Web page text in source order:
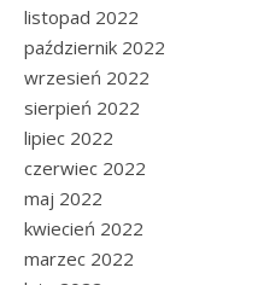
listopad 2022
październik 2022
wrzesień 2022
sierpień 2022
lipiec 2022
czerwiec 2022
maj 2022
kwiecień 2022
marzec 2022